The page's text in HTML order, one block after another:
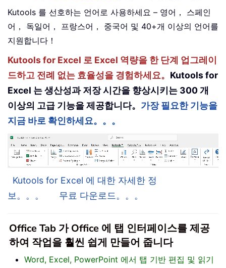
Kutools 를 선호하는 언어로 사용하세요 – 영어， 스페인
어， 독일어， 프랑스어， 중국어 및 40+개 이상의 언어를
지원합니다！
Kutools for Excel 로 Excel 역량을 한 단계 업그레이
드하고 전례 없는 효율성을 경험하세요。 Kutools for
Excel 는 생산성과 저장 시간을 향상시키는 300 개
이상의 고급 기능을 제공합니다。 가장 필요한 기능을
지금 바로 확인하세요。。。
Kutools for Excel 에 대한 자세한 정
보。。。
무료 다운로드。。。
Office Tab 가 Office 에 탭 인터페이스를 제공
하여 작업을 훨씬 쉽게 만들어 줍니다
Word, Excel, PowerPoint 에서 탭 기반 편집 및 읽기